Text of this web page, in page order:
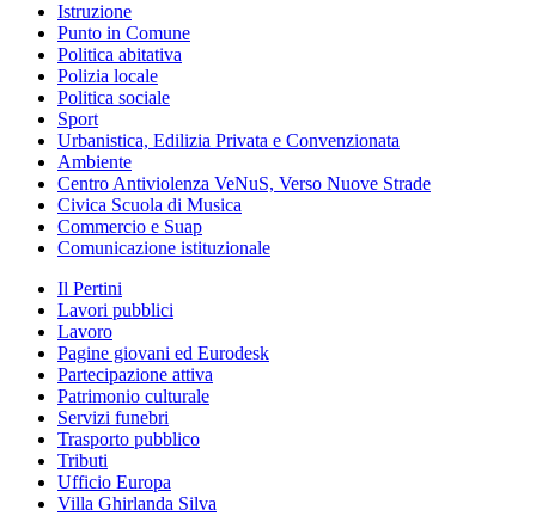
Istruzione
Punto in Comune
Politica abitativa
Polizia locale
Politica sociale
Sport
Urbanistica, Edilizia Privata e Convenzionata
Ambiente
Centro Antiviolenza VeNuS, Verso Nuove Strade
Civica Scuola di Musica
Commercio e Suap
Comunicazione istituzionale
Il Pertini
Lavori pubblici
Lavoro
Pagine giovani ed Eurodesk
Partecipazione attiva
Patrimonio culturale
Servizi funebri
Trasporto pubblico
Tributi
Ufficio Europa
Villa Ghirlanda Silva